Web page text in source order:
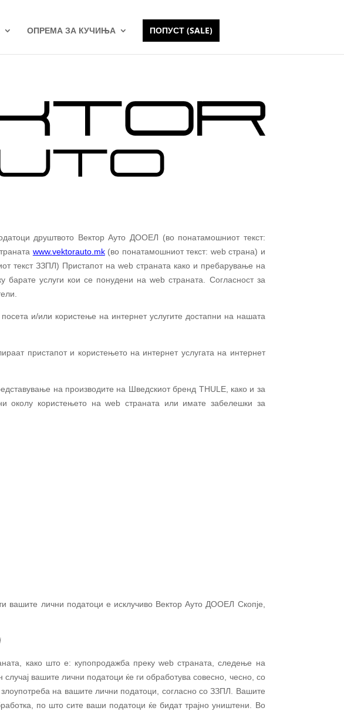
ОПРЕМА ЗА КУЧИЊА ПОПУСТ (SALE)
друштвото Вектор Ауто ДООЕЛ (во понатамошниот текст:
www.vektorauto.mk(во понатамошниот текст: webстрана) и
текст ЗЗПЛ) Пристапот наweb страната како и пребарување на
барате услуги кои се понудени наwebстраната. Согласност за
и/или користење на интернет услугите достапни на нашата
пристапот и користењето на интернет услугата на интернет
на производите на Шведскиот бренд THULE, како и за
околу користењето на web страната или имате забелешки за
вашите лични податоци е исклучиво Вектор Ауто ДООЕЛ Скопје,
како што е: купопродажба прекуwebстраната, следење на
вашите лични податоци ќе ги обработува совесно, чесно, со
на вашите лични податоци, согласно со ЗЗПЛ. Вашите
по што сите ваши податоци ќе бидат трајно уништени. Во